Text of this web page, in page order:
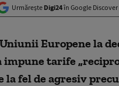
Urmărește Digi24în Google Discover
Europene la
impune tarife
la fel de agresiv